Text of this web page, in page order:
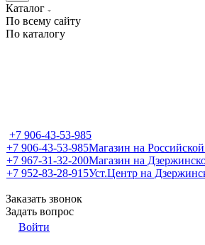
Каталог
По всему сайту
По каталогу
+7 906-43-53-985
+7 906-43-53-985Магазин на
+7 967-31-32-200Магазин на
+7 952-83-28-915Уст.Центр на
Заказать звонок
Задать вопрос
Войти